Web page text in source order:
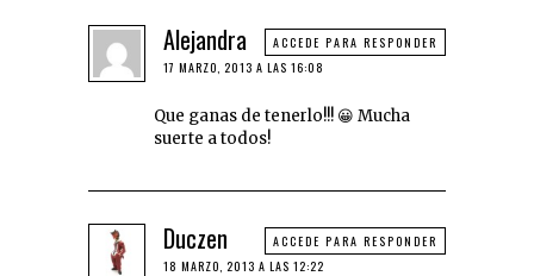
Alejandra
17 MARZO, 2013 A LAS 16:08
Que ganas de tenerlo!!! 😀 Mucha
suerte a todos!
ACCEDE PARA RESPONDER
Duczen
18 MARZO, 2013 A LAS 12:22
ACCEDE PARA RESPONDER